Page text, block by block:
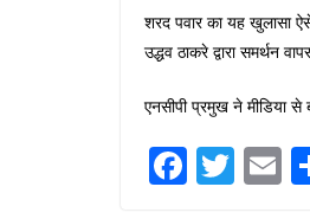
शरद पवार का यह खुलासा
उद्धव ठाकरे द्वारा समर्थन
एनसीपी प्रमुख ने मीडिया
Fa T
E